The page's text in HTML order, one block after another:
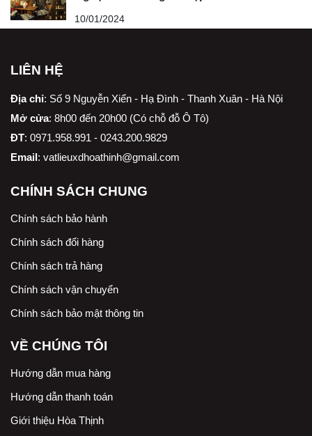
10/01/2024
LIÊN HỆ
Địa chỉ: Số 9 Nguyễn Xiển - Hạ Đình - Thanh Xuân - Hà Nội
Mở cửa: 8h00 đến 20h00 (Có chỗ đỗ Ô Tô)
ĐT: 0971.958.991 - 0243.200.9829
Email: vatlieuxdhoathinh@gmail.com
CHÍNH SÁCH CHUNG
Chính sách bảo hành
Chính sách đổi hàng
Chính sách trả hàng
Chính sách vận chuyển
Chính sách bảo mật thông tin
VỀ CHÚNG TÔI
Hướng dẫn mua hàng
Hướng dẫn thanh toán
Giới thiệu Hòa Thịnh